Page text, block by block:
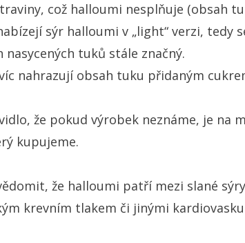
což halloumi nesplňuje (obsah
sýr halloumi v „light“ verzi, tedy
nasycených tuků stále značný.
nahrazují obsah tuku přidaným
že pokud výrobek neznáme, je na
kupujeme.
že halloumi patří mezi slané
krevním tlakem či jinými